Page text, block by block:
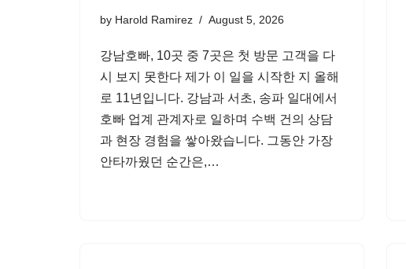
by Harold Ramirez August 5, 2026
강남호빠, 10곳 중 7곳은 첫 방문 고객을 다
시 보지 못한다 제가 이 일을 시작한 지 올해
로 11년입니다. 강남과 서초, 송파 일대에서
호빠 업계 관계자로 일하며 수백 건의 상담
과 현장 경험을 쌓아왔습니다. 그동안 가장
안타까웠던 순간은,…